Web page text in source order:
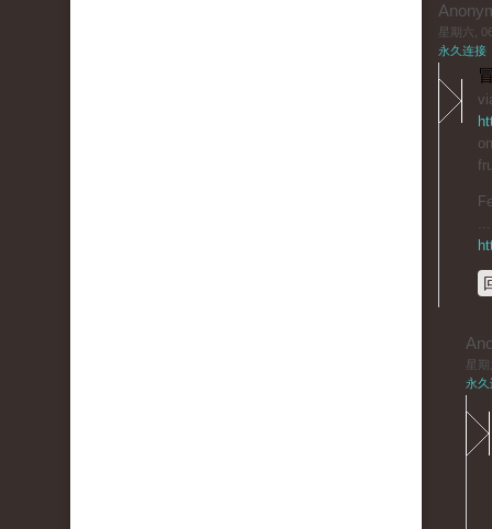
星期六,
永久连接
星
永久